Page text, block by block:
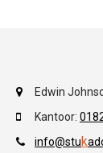
Edwin
Kantoor:
info@stuk